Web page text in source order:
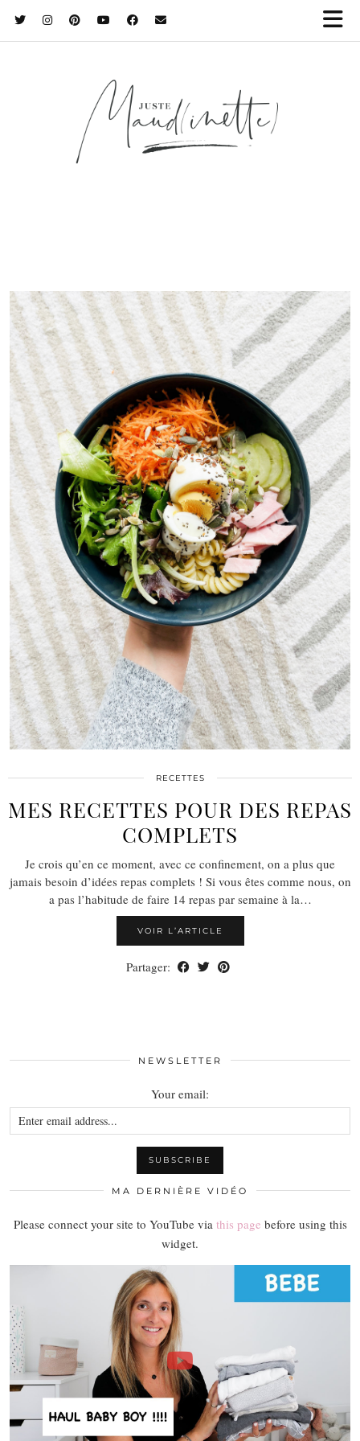
RECETTES
MES RECETTES POUR DES REPAS
COMPLETS
Je crois qu’en ce moment, avec ce confinement, on a plus que
jamais besoin d’idées repas complets ! Si vous êtes comme nous, on
a pas l’habitude de faire 14 repas par semaine à la…
VOIR L’ARTICLE
Partager:
NEWSLETTER
Your email:
MA DERNIÈRE VIDÉO
Please connect your site to YouTube via this page before using this
widget.